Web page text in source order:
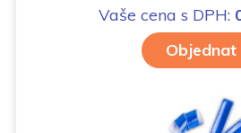
Vaše cena s DPH:
Objednat